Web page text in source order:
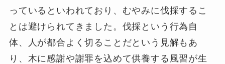
っているといわれており、むやみに伐採するこ
とは避けられてきました。伐採という行為自
体、人が都合よく切ることだという見解もあ
り、木に感謝や謝罪を込めて供養する風習が生